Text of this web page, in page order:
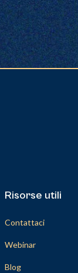
Risorse utili
Contattaci
Webinar
Blog